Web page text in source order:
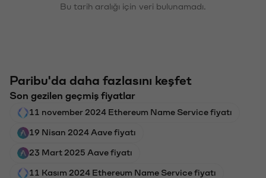
Bu tarih aralığı için veri bulunamadı.
Paribu'da daha fazlasını keşfet
Son gezilen geçmiş fiyatlar
11 november 2024 Ethereum Name Service fiyatı
19 Nisan 2024 Aave fiyatı
23 Mart 2025 Aave fiyatı
11 Kasım 2024 Ethereum Name Service fiyatı